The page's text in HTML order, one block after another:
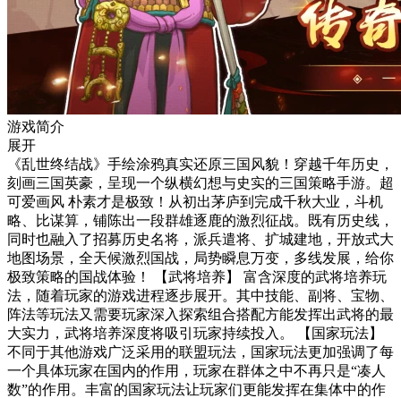
游戏简介
展开
《乱世终结战》手绘涂鸦真实还原三国风貌！穿越千年历史，
刻画三国英豪，呈现一个纵横幻想与史实的三国策略手游。超
可爱画风 朴素才是极致！从初出茅庐到完成千秋大业，斗机
略、比谋算，铺陈出一段群雄逐鹿的激烈征战。既有历史线，
同时也融入了招募历史名将，派兵遣将、扩城建地，开放式大
地图场景，全天候激烈国战，局势瞬息万变，多线发展，给你
极致策略的国战体验！ 【武将培养】 富含深度的武将培养玩
法，随着玩家的游戏进程逐步展开。其中技能、副将、宝物、
阵法等玩法又需要玩家深入探索组合搭配方能发挥出武将的最
大实力，武将培养深度将吸引玩家持续投入。 【国家玩法】
不同于其他游戏广泛采用的联盟玩法，国家玩法更加强调了每
一个具体玩家在国内的作用，玩家在群体之中不再只是“凑人
数”的作用。丰富的国家玩法让玩家们更能发挥在集体中的作